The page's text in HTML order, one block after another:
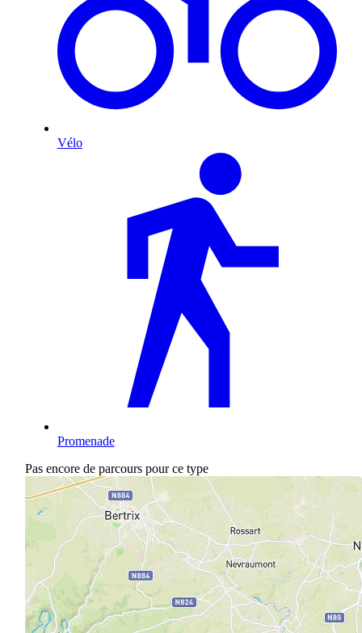
Vélo
Promenade
Pas encore de parcours pour ce type